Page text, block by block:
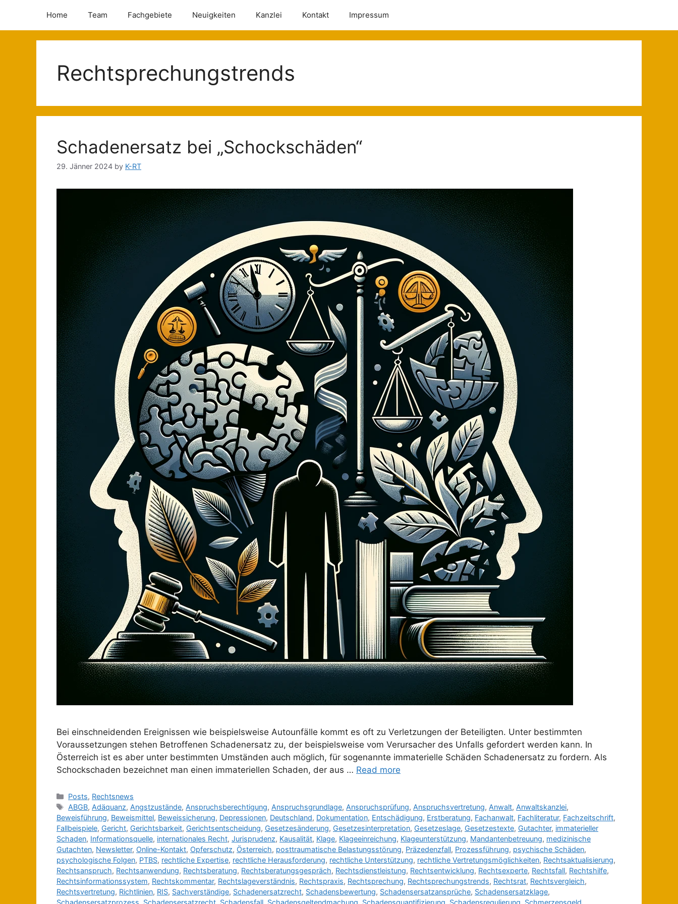
Home Team Fachgebiete Neuigkeiten Kanzlei Kontakt Impressum
Rechtsprechungstrends
Schadenersatz bei „Schockschäden“
29. Jänner 2024 by K-RT
Bei einschneidenden Ereignissen wie beispielsweise Autounfälle kommt es oft zu Verletzungen der Beteiligten. Unter bestimmten
Voraussetzungen stehen Betroffenen Schadenersatz zu, der beispielsweise vom Verursacher des Unfalls gefordert werden kann. In
Österreich ist es aber unter bestimmten Umständen auch möglich, für sogenannte immaterielle Schäden Schadenersatz zu fordern. Als
Schockschaden bezeichnet man einen immateriellen Schaden, der aus … Read more
Posts, Rechtsnews
ABGB, Adäquanz, Angstzustände, Anspruchsberechtigung, Anspruchsgrundlage, Anspruchsprüfung, Anspruchsvertretung, Anwalt, Anwaltskanzlei,
Beweisführung, Beweismittel, Beweissicherung, Depressionen, Deutschland, Dokumentation, Entschädigung, Erstberatung, Fachanwalt, Fachliteratur, Fachzeitschrift,
Fallbeispiele, Gericht, Gerichtsbarkeit, Gerichtsentscheidung, Gesetzesänderung, Gesetzesinterpretation, Gesetzeslage, Gesetzestexte, Gutachter, immaterieller
Schaden, Informationsquelle, internationales Recht, Jurisprudenz, Kausalität, Klage, Klageeinreichung, Klageunterstützung, Mandantenbetreuung, medizinische
Gutachten, Newsletter, Online-Kontakt, Opferschutz, Österreich, posttraumatische Belastungsstörung, Präzedenzfall, Prozessführung, psychische Schäden,
psychologische Folgen, PTBS, rechtliche Expertise, rechtliche Herausforderung, rechtliche Unterstützung, rechtliche Vertretungsmöglichkeiten, Rechtsaktualisierung,
Rechtsanspruch, Rechtsanwendung, Rechtsberatung, Rechtsberatungsgespräch, Rechtsdienstleistung, Rechtsentwicklung, Rechtsexperte, Rechtsfall, Rechtshilfe,
Rechtsinformationssystem, Rechtskommentar, Rechtslageverständnis, Rechtspraxis, Rechtsprechung, Rechtsprechungstrends, Rechtsrat, Rechtsvergleich,
Rechtsvertretung, Richtlinien, RIS, Sachverständige, Schadenersatzrecht, Schadensbewertung, Schadensersatzansprüche, Schadensersatzklage,